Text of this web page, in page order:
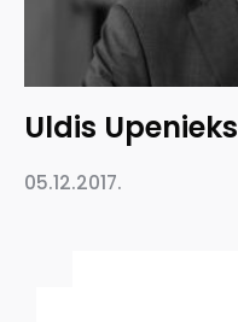
Uldis Upenieks
05.12.2017.